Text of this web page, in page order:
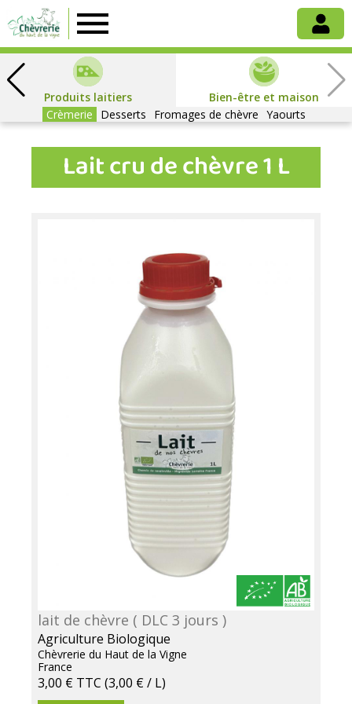
Chèvrerie
du
Haut
de
Produits laitiers
Bien-être et maison
Crèmerie
Desserts Fromages de chèvre Yaourts
Lait cru de chèvre 1 L
lait de chèvre ( DLC 3 jours )
Agriculture Biologique
Chèvrerie du Haut de la Vigne
France
3,00 € TTC (3,00 € / L)